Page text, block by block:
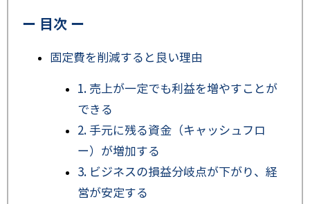
ー 目次 ー
固定費を削減すると良い理由
1. 売上が一定でも利益を増やすことが
できる
2. 手元に残る資金（キャッシュフロ
ー）が増加する
3. ビジネスの損益分岐点が下がり、経
営が安定する